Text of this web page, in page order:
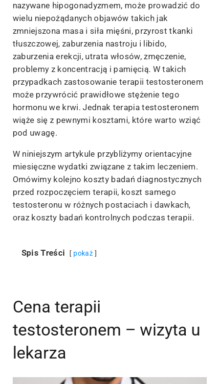
nazywane hipogonadyzmem, może prowadzić do
wielu niepożądanych objawów takich jak
zmniejszona masa i siła mięśni, przyrost tkanki
tłuszczowej, zaburzenia nastroju i libido,
zaburzenia erekcji, utrata włosów, zmęczenie,
problemy z koncentracją i pamięcią. W takich
przypadkach zastosowanie terapii testosteronem
może przywrócić prawidłowe stężenie tego
hormonu we krwi. Jednak terapia testosteronem
wiąże się z pewnymi kosztami, które warto wziąć
pod uwagę.
W niniejszym artykule przybliżymy orientacyjne
miesięczne wydatki związane z takim leczeniem.
Omówimy kolejno koszty badań diagnostycznych
przed rozpoczęciem terapii, koszt samego
testosteronu w różnych postaciach i dawkach,
oraz koszty badań kontrolnych podczas terapii.
Spis Treści pokaż
Cena terapii
testosteronem – wizyta u
lekarza